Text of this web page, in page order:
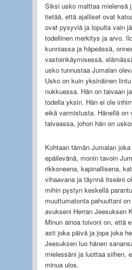
Siksi usko malttaa mielensä
tietää, että ajalliset ovat
ovat pysyviä ja lopulta vain
todellinen merkitys ja arvo.
kunniassa ja häpeässä,
vastoinkäymisessä,
usko tunnustaa Jumalan
Usko on kuin yksinäinen
nukkuessa. Hän on taivaan
todella yksin. Hän ei ole
eikä varmistusta. Hänellä on
taivaassa, johon hän on
Kohtaan tämän Jumalan
epäilevänä, monin tavoin
rikkoneena, kapinallisena,
vihaavana ja täynnä itseäni
mihin pystyn keskellä
muuttumatonta pahuuttani
avukseni Herran Jeesuksen
Minun ainoa toivoni on, että
asti joka päivä ja jopa joka
Jeesuksen luo hänen
mielessäni ja luottaa siihen,
minua ulos.